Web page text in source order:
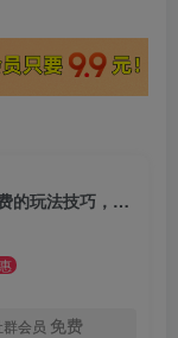
（9037期）2024拼多多从选品到截流到付费的玩法技巧，截流自然流量玩法，高投产玩法
群会员 免费